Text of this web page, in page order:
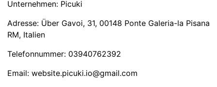
Unternehmen: Picuki
Adresse: Über Gavoi, 31, 00148 Ponte Galeria-la Pisana
RM, Italien
Telefonnummer: 03940762392
Email: website.picuki.io@gmail.com